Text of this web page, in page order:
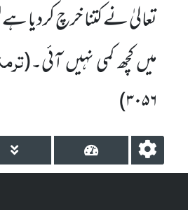
تعالیٰ نے کتنا خرچ
میں کچھ کمی نہیں آئی۔(
۳۰۵۶)